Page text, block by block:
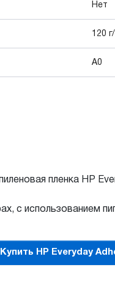
Нет
120
А0
пленка HP
с использованием